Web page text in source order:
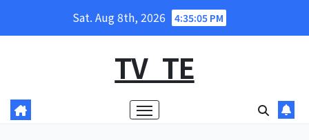
Sat. Aug 8th, 2026 4:35:06 PM
TV_TE